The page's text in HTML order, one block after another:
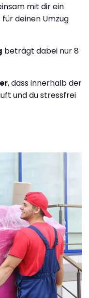
mit dir ein
für deinen Umzug
beträgt dabei nur 8
, dass innerhalb der
und du stressfrei